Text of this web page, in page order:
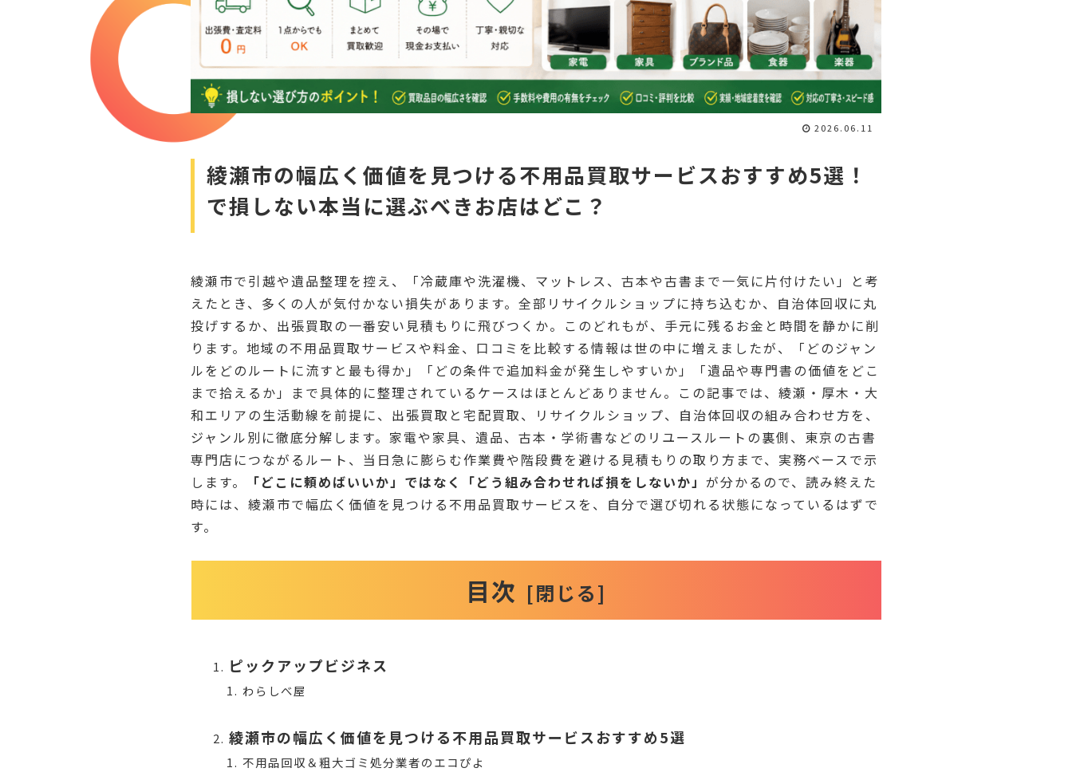
綾瀬市の幅広く価値を見つける不用品買取サービスおすすめ5選！
で損しない本当に選ぶべきお店はどこ？
2026.06.11
綾瀬市で引越や遺品整理を控え、「冷蔵庫や洗濯機、マットレス、古本や古書まで一気に片付けたい」と考
えたとき、多くの人が気付かない損失があります。全部リサイクルショップに持ち込むか、自治体回収に丸
投げするか、出張買取の一番安い見積もりに飛びつくか。このどれもが、手元に残るお金と時間を静かに削
ります。地域の不用品買取サービスや料金、口コミを比較する情報は世の中に増えましたが、「どのジャン
ルをどのルートに流すと最も得か」「どの条件で追加料金が発生しやすいか」「遺品や専門書の価値をどこ
まで拾えるか」まで具体的に整理されているケースはほとんどありません。この記事では、綾瀬・厚木・大
和エリアの生活動線を前提に、出張買取と宅配買取、リサイクルショップ、自治体回収の組み合わせ方を、
ジャンル別に徹底分解します。家電や家具、遺品、古本・学術書などのリユースルートの裏側、東京の古書
専門店につながるルート、当日急に膨らむ作業費や階段費を避ける見積もりの取り方まで、実務ベースで示
します。
「どこに頼めばいいか」ではなく「どう組み合わせれば損をしないか」が分かるので、読み終えた
時には、綾瀬市で幅広く価値を見つける不用品買取サービスを、自分で選び切れる状態になっているはずで
す。
目次
ピックアップビジネス
わらしべ屋
綾瀬市の幅広く価値を見つける不用品買取サービスおすすめ5選
不用品回収＆粗大ゴミ処分業者のエコぴよ